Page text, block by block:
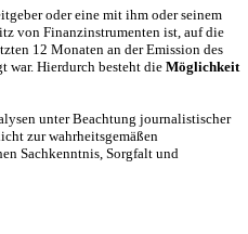
oder eine mit ihm oder seinem
von Finanzinstrumenten ist, auf die
12 Monaten an der Emission des
war. Hierdurch besteht die Möglichkeit
unter Beachtung journalistischer
zur wahrheitsgemäßen
Sachkenntnis, Sorgfalt und